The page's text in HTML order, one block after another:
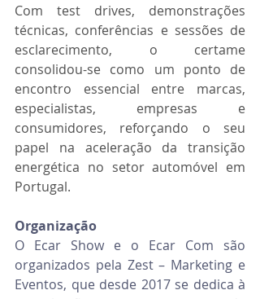
Com test drives, demonstrações
técnicas, conferências e sessões de
esclarecimento, o certame
consolidou-se como um ponto de
encontro essencial entre marcas,
especialistas, empresas e
consumidores, reforçando o seu
papel na aceleração da transição
energética no setor automóvel em
Portugal.
Organização
O Ecar Show e o Ecar Com são
organizados pela Zest – Marketing e
Eventos, que desde 2017 se dedica à